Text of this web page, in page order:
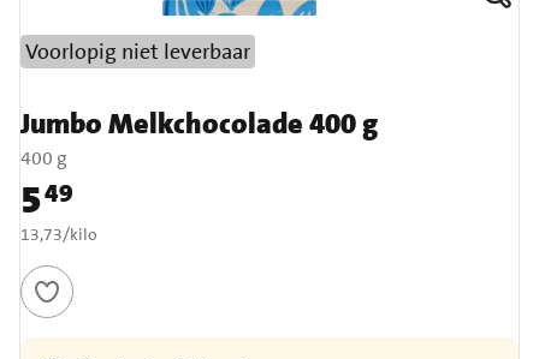
Jumbo Melkchocolade 400 g
400 g
Prijs: € 5,49
549
€ 13,73 per kilo
13,73/kilo
Voorlopig niet leverbaar